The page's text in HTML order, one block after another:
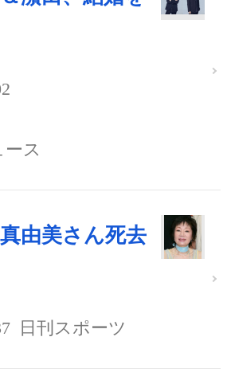
ス
由美さん死去
日刊スポーツ